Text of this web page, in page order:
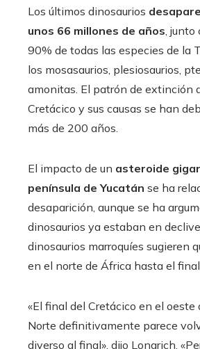
Los últimos dinosaurios
unos 66 millones de años, junto
90% de todas las especies de la
los mosasaurios, plesiosaurios,
amonitas. El patrón de extinción
Cretácico y sus causas se han
más de 200 años.
El impacto de un asteroide
península de Yucatán se ha
desaparición, aunque se ha
dinosaurios ya estaban en
dinosaurios marroquíes sugieren
en el norte de África hasta el
«El final del Cretácico en el oeste
Norte definitivamente parece
diverso al final», dijo Longrich.